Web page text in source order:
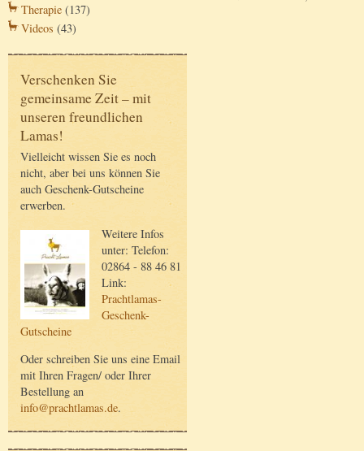
Therapie (137)
Videos (43)
Verschenken Sie
gemeinsame Zeit – mit
unseren freundlichen
Lamas!
Vielleicht wissen Sie es noch
nicht, aber bei uns können Sie
auch Geschenk-Gutscheine
erwerben.
Weitere Infos
unter: Telefon:
02864 - 88 46 81
Link:
Prachtlamas-
Geschenk-
Gutscheine
Oder schreiben Sie uns eine Email
mit Ihren Fragen/ oder Ihrer
Bestellung an
info@prachtlamas.de.